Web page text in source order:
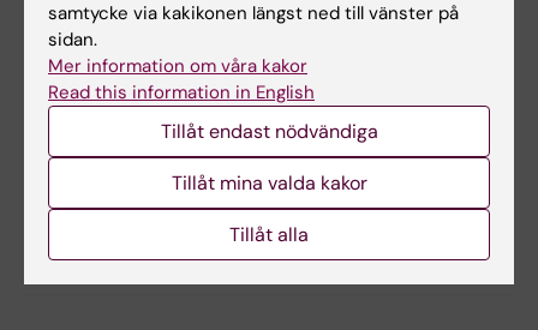
Forskningsområden:
Cell- och molekylärbiologi
Immunologi inom det medicinska området
Lungmedicin och allergi
Forskningsämnen:
Eikosanoider
samtycke via kakikonen längst ned till vänster på
sidan.
Mer information om våra kakor
Read this information in English
Tillåt endast nödvändiga
Tillåt mina valda kakor
Tillåt alla